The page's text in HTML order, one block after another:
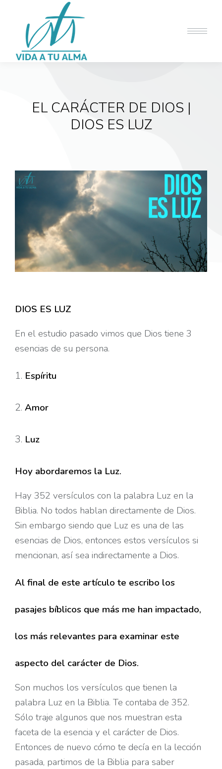
EL CARÁCTER DE DIOS |
DIOS ES LUZ
DIOS ES LUZ
En el estudio pasado vimos que Dios tiene 3
esencias de su persona.
Espíritu
Amor
Luz
Hoy abordaremos la Luz.
Hay 352 versículos con la palabra Luz en la
Biblia. No todos hablan directamente de Dios.
Sin embargo siendo que Luz es una de las
esencias de Dios, entonces estos versículos si
mencionan, así sea indirectamente a Dios.
Al final de este artículo te escribo los
pasajes bíblicos que más me han impactado,
los más relevantes para examinar este
aspecto del carácter de Dios.
Son muchos los versículos que tienen la
palabra Luz en la Biblia. Te contaba de 352.
Sólo traje algunos que nos muestran esta
faceta de la esencia y el carácter de Dios.
Entonces de nuevo cómo te decía en la lección
pasada, partimos de la Biblia para saber